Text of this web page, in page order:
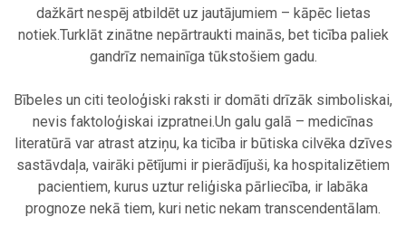
dažkārt nespēj atbildēt uz jautājumiem – kāpēc lietas
notiek.Turklāt zinātne nepārtraukti mainās, bet ticība paliek
gandrīz nemainīga tūkstošiem gadu.
Bībeles un citi teoloģiski raksti ir domāti drīzāk simboliskai,
nevis faktoloģiskai izpratnei.Un galu galā – medicīnas
literatūrā var atrast atziņu, ka ticība ir būtiska cilvēka dzīves
sastāvdaļa, vairāki pētījumi ir pierādījuši, ka hospitalizētiem
pacientiem, kurus uztur reliģiska pārliecība, ir labāka
prognoze nekā tiem, kuri netic nekam transcendentālam.